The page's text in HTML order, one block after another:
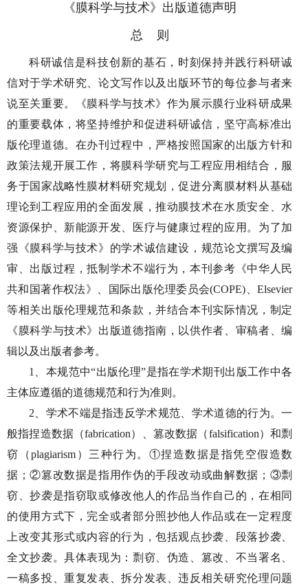
《膜科学与技术》出版道德声明
总 则
科研诚信是科技创新的基石，时刻保持并践行科研诚
信对于学术研究、论文写作以及出版环节的每位参与者来
说至关重要。《膜科学与技术》作为展示膜行业科研成果
的重要载体，将坚持维护和促进科研诚信，坚守高标准出
版伦理道德。在办刊过程中，严格按照国家的出版方针和
政策法规开展工作，将膜科学研究与工程应用相结合，服
务于国家战略性膜材料研究规划，促进分离膜材料从基础
理论到工程应用的全面发展，推动膜技术在水质安全、水
资源保护、新能源开发、医疗与健康过程的应用。为了加
强《膜科学与技术》的学术诚信建设，规范论文撰写及编
审、出版过程，抵制学术不端行为，本刊参考《中华人民
共和国著作权法》、国际出版伦理委员会(COPE)、Elsevier
等相关出版伦理规范和条款，并结合本刊实际情况，制定
《膜科学与技术》出版道德指南，以供作者、审稿者、编
辑以及出版者参考。
1、本规范中“出版伦理”是指在学术期刊出版工作中各
主体应遵循的道德规范和行为准则。
2、学术不端是指违反学术规范、学术道德的行为。一
般指捏造数据（fabrication）、篡改数据（falsification）和剽
窃（plagiarism）三种行为。①捏造数据是指凭空假造数
据；②篡改数据是指用作伪的手段改动或曲解数据；③剽
窃、抄袭是指窃取或修改他人的作品当作自己的，在相同
的使用方式下，完全或者部分照抄他人作品或在一定程度
上改变其形式或内容的行为，包括观点抄袭、段落抄袭、
全文抄袭。具体表现为：剽窃、伪造、篡改、不当署名、
一稿多投、重复发表、拆分发表、违反相关研究伦理问题